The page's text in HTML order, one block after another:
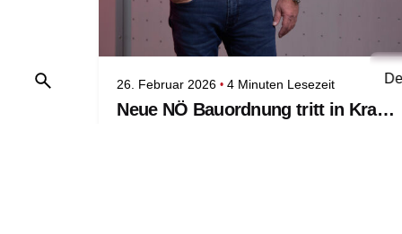
26. Februar 2026 4 Minuten Lesezeit
Neue NÖ Bauordnung tritt in Kraft. Wichtiger Schritt für leistbareres Bauen und Sanieren